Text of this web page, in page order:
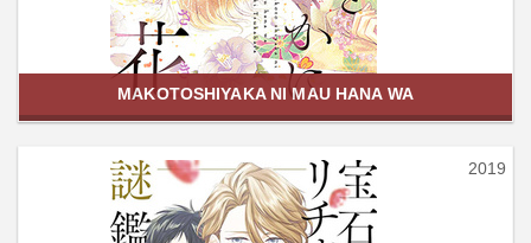
MAKOTOSHIYAKA NI MAU HANA WA
2019